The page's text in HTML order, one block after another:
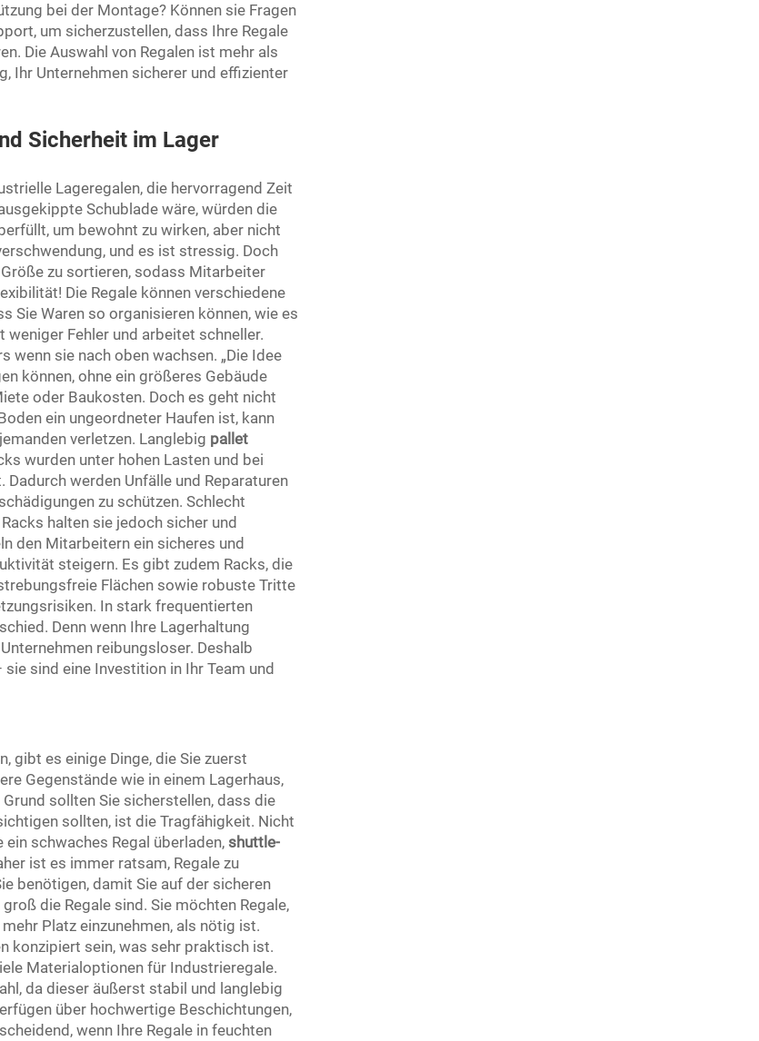
bei der Montage? Können sie Fragen
um sicherzustellen, dass Ihre Regale
Die Auswahl von Regalen ist mehr als
Ihr Unternehmen sicherer und effizienter
Sicherheit im Lager
Lageregalen, die hervorragend Zeit
Schublade wäre, würden die
um bewohnt zu wirken, aber nicht
und es ist stressig. Doch
zu sortieren, sodass Mitarbeiter
Die Regale können verschiedene
Sie Waren so organisieren können, wie es
Fehler und arbeitet schneller.
wenn sie nach oben wachsen. „Die Idee
können, ohne ein größeres Gebäude
oder Baukosten. Doch es geht nicht
ein ungeordneter Haufen ist, kann
verletzen. Langlebig pallet
wurden unter hohen Lasten und bei
werden Unfälle und Reparaturen
zu schützen. Schlecht
halten sie jedoch sicher und
den Mitarbeitern ein sicheres und
steigern. Es gibt zudem Racks, die
Flächen sowie robuste Tritte
In stark frequentierten
Denn wenn Ihre Lagerhaltung
reibungsloser. Deshalb
sind eine Investition in Ihr Team und
gibt es einige Dinge, die Sie zuerst
Gegenstände wie in einem Lagerhaus,
sollten Sie sicherstellen, dass die
sollten, ist die Tragfähigkeit. Nicht
schwaches Regal überladen, shuttle-
ist es immer ratsam, Regale zu
benötigen, damit Sie auf der sicheren
die Regale sind. Sie möchten Regale,
Platz einzunehmen, als nötig ist.
konzipiert sein, was sehr praktisch ist.
Materialoptionen für Industrieregale.
da dieser äußerst stabil und langlebig
über hochwertige Beschichtungen,
wenn Ihre Regale in feuchten